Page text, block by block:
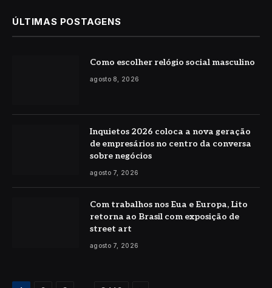
ÚLTIMAS POSTAGENS
Como escolher relógio social masculino
agosto 8, 2026
Inquietos 2026 coloca a nova geração
de empresários no centro da conversa
sobre negócios
agosto 7, 2026
Com trabalhos nos Eua e Europa, Lito
retorna ao Brasil com exposição de
street art
agosto 7, 2026